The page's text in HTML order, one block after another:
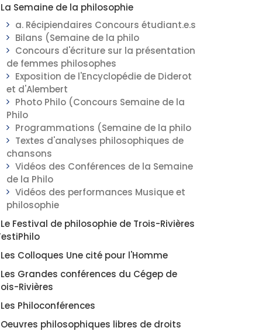
La Semaine de la philosophie
a. Récipiendaires Concours étudiant.e.s
Bilans (Semaine de la philo
Concours d'écriture sur la présentation
de femmes philosophes
Exposition de l'Encyclopédie de Diderot
et d'Alembert
Photo Philo (Concours Semaine de la
Philo
Programmations (Semaine de la philo
Textes d'analyses philosophiques de
chansons
Vidéos des Conférences de la Semaine
de la Philo
Vidéos des performances Musique et
philosophie
Le Festival de philosophie de Trois-Rivières
Les Colloques Une cité pour l'Homme
Les Grandes conférences du Cégep de
Rivières
Les Philoconférences
Oeuvres philosophiques libres de droits